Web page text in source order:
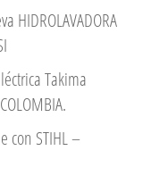
HIDROLAVADORA
Takima
con STIHL –